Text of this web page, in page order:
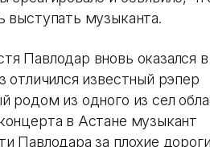
выступать музыканта.
Павлодар вновь оказался
отличился известный рэпер
родом из одного из сел
в Астане музыкант
Павлодара за плохие